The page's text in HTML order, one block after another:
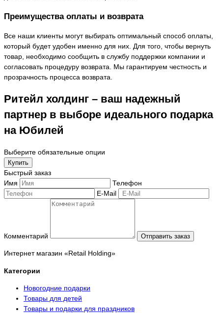
Преимущества оплаты и возврата
Все наши клиенты могут выбирать оптимальный способ оплаты,
который будет удобен именно для них. Для того, чтобы вернуть
товар, необходимо сообщить в службу поддержки компании и
согласовать процедуру возврата. Мы гарантируем честность и
прозрачность процесса возврата.
Ритейл холдинг – ваш надежный
партнер в выборе идеального подарка
на Юбилей
Выберите обязательные опции
Купить
Быстрый заказ
Имя
Телефон
E-Mail
Комментарий Отправить заказ
Интернет магазин «Retail Holding»
Категории
Новогодние подарки
Товары для детей
Товары и подарки для праздников